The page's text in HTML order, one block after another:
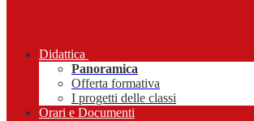
Didattica
Panoramica
Offerta formativa
I progetti delle classi
Orari e Documenti